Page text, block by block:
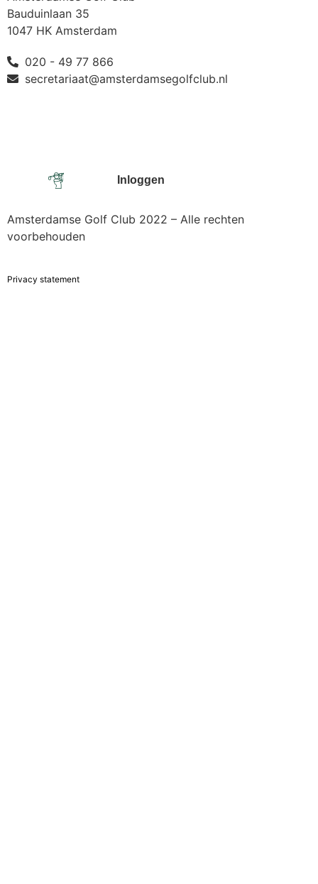
Bauduinlaan 35
1047 HK Amsterdam
020 - 49 77 866
secretariaat@amsterdamsegolfclub.nl
Inloggen
Amsterdamse Golf Club 2022 – Alle rechten
voorbehouden
Privacy statement